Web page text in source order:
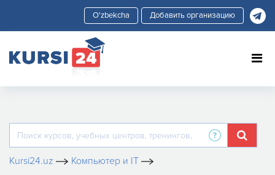
Добавить организацию
Kursi24.uz
Компьютер и IT